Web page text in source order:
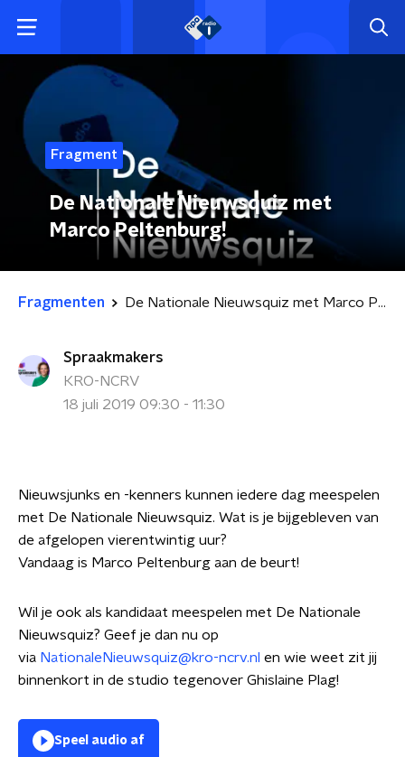
Fragment
De Nationale Nieuwsquiz met
Marco Peltenburg!
Fragmenten De Nationale Nieuwsquiz met Marco Peltenburg!
Spraakmakers
KRO-NCRV
18 juli 2019 09:30 - 11:30
Nieuwsjunks en -kenners kunnen iedere dag meespelen
met De Nationale Nieuwsquiz. Wat is je bijgebleven van
de afgelopen vierentwintig uur?
Vandaag is Marco Peltenburg aan de beurt!
Wil je ook als kandidaat meespelen met De Nationale
Nieuwsquiz? Geef je dan nu op
via NationaleNieuwsquiz@kro-ncrv.nl en wie weet zit jij
binnenkort in de studio tegenover Ghislaine Plag!
Speel audio af